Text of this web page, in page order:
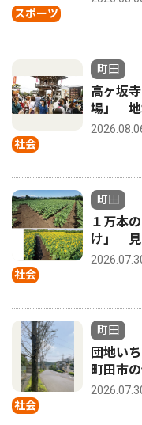
スポーツ
社会
町田
高ヶ坂
場」 地
社会
町田
１万本
け」 見
社会
町田
団地い
町田市